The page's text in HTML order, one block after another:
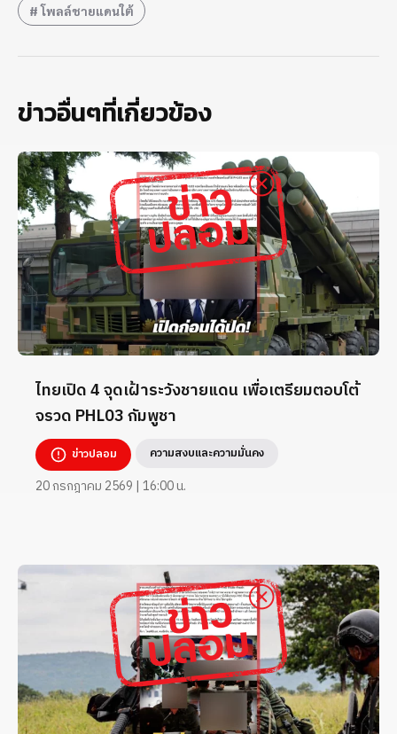
โพลล์ชายแดนใต้
ข่าวอื่นๆที่เกี่ยวข้อง
ไทยเปิด 4 จุดเฝ้าระวังชายแดน เพื่อเตรียมตอบโต้
จรวด PHL03 กัมพูชา
ข่าวปลอม ความสงบและความมั่นคง
20 กรกฎาคม 2569 | 16:00 น.